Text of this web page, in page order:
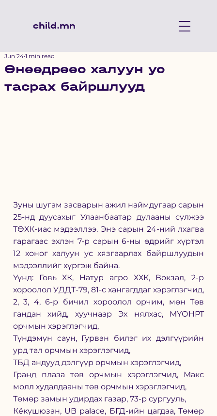
child.mn
Өнөөдрөөс халуун ус
тасрах байршлууд
Jun 24 1 min read
Зуны шугам засварын ажил наймдугаар сарын
25-нд дуусахыг Улаанбаатар дулааны сүлжээ
ТӨХК-иас мэдээллээ. Энэ сарын 24-ний лхагва
гарагаас эхлэн 7-р сарын 6-ны өдрийг хүртэл
12 хоног халуун ус хязгаарлах байршлуудын
мэдээллийг хүргэж байна.
Үүнд: Говь ХК, Натур агро ХХК, Вокзал, 2-р
хороолол УДДТ-79, 81-с хангагддаг хэрэглэгчид,
2, 3, 4, 6-р бичил хороолол орчим, мөн Төв
гандан хийд, хуучнаар Эх нялхас, МҮОНРТ
орчмын хэрэглэгчид,
Түндэмүн саун, Гурван билэг их дэлгүүрийн
урд тал орчмын хэрэглэгчид,
ТБД андууд дэлгүүр орчмын хэрэглэгчид,
Гранд плаза төв орчмын хэрэглэгчид, Макс
молл худалдааны төв орчмын хэрэглэгчид,
Төмөр замын удирдах газар, 73-р сургууль,
Кёкүшюзан, UB palace, БГД-ийн цагдаа, Төмөр